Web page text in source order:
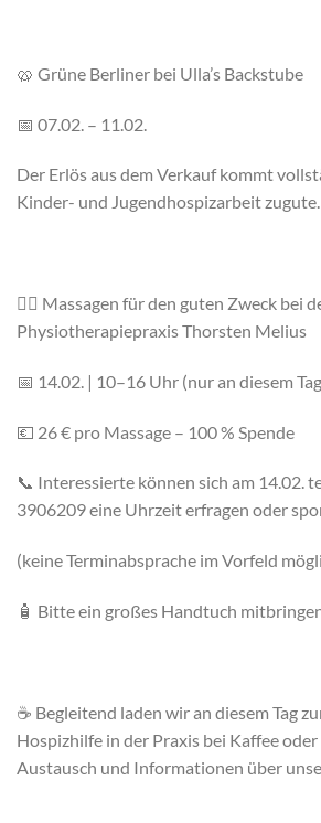
🥨 Grüne Berliner bei Ulla’s Backstube
📅 07.02. – 11.02.
Der Erlös aus dem Verkauf kommt
Kinder- und Jugendhospizarbeit zugute.
💆‍♀️ Massagen für den guten Zweck bei
Physiotherapiepraxis Thorsten Melius
📅 14.02. | 10–16 Uhr (nur an diesem
💶 26 € pro Massage – 100 % Spende
📞 Interessierte können sich am 14.02.
3906209 eine Uhrzeit erfragen oder
(keine Terminabsprache im Vorfeld
🧴 Bitte ein großes Handtuch
☕ Begleitend laden wir an diesem Tag
Hospizhilfe in der Praxis bei Kaffee oder
Austausch und Informationen über